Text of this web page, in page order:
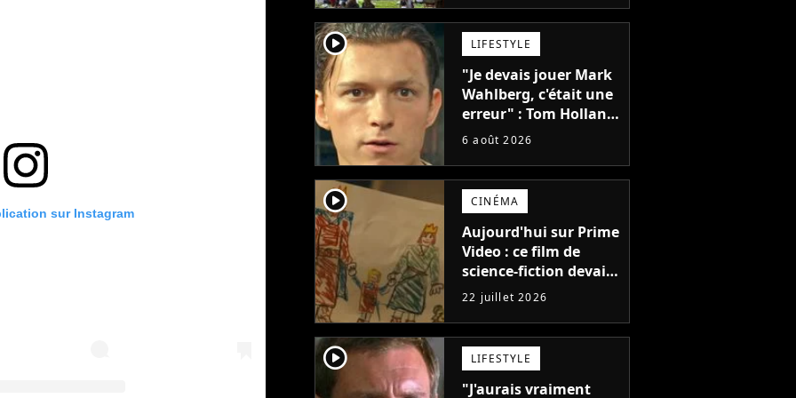
sur Instagram
de La Villette
player2 LIFESTYLE
"Je devais jouer Mark
Wahlberg, c'était une
erreur" : Tom Holland,
la star de Spider-Man,
blockbuster
6 août 2026
player2 CINÉMA
Aujourd'hui sur Prime
Video : ce film de
science-fiction devait
être le blockbuster de
l'été, il est l'un des
plus gros échecs de
l'année
22 juillet 2026
player2 LIFESTYLE
"J'aurais vraiment